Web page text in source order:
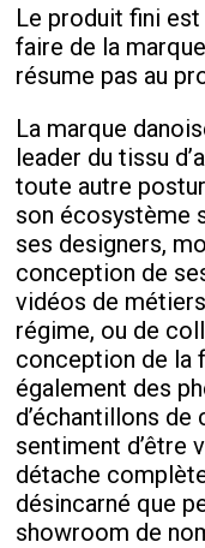
Le produit fini
faire de la
résume pas au
La marque
leader du tissu
toute autre
son écosystème
ses designers,
conception de
vidéos de
régime, ou de
conception de la
également des
d’échantillons
sentiment d’être
détache
désincarné que
showroom de